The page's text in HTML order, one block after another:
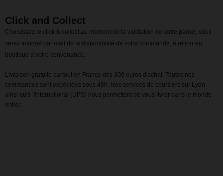
Click and Collect
Choisissez le click & collect au moment de la validation de votre panier, vous
serez informé par mail de la disponibilité de votre commande, à retirer en
boutique à votre convenance.
Livraison gratuite partout en France dès 300 euros d'achat. Toutes nos
commandes sont expédiées sous 48h. Nos services de coursiers sur Lyon
ainsi qu'à l'international (UPS) nous permettent de vous livrer dans le monde
entier.